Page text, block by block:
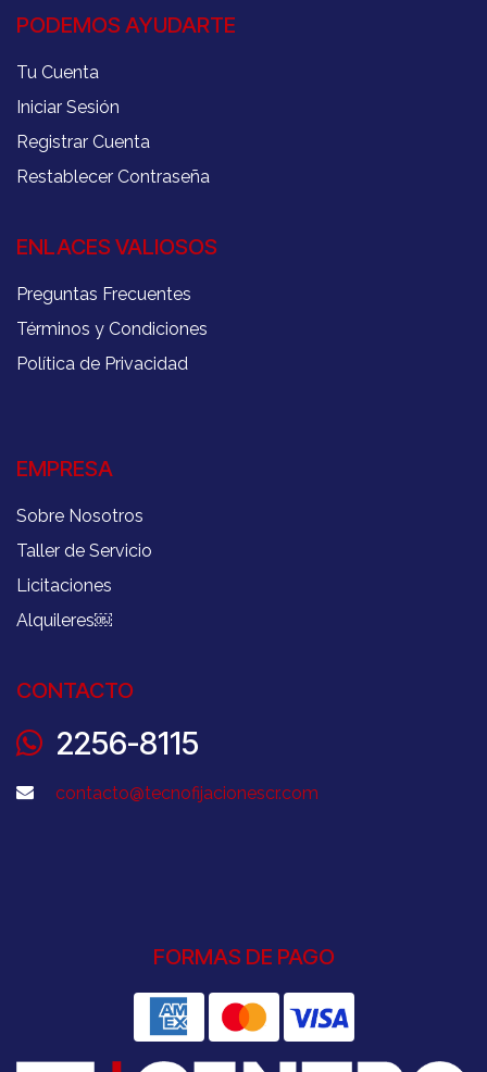
PODEMOS AYUDARTE
Tu Cuenta
Iniciar Sesión
Registrar Cuenta
Restablecer Contraseña
ENLACES VALIOSOS
Preguntas Frecuentes
Términos y Condiciones
Política de Privacidad
EMPRESA
Sobre Nosotros
Taller de Servicio
Licitaciones
Alquileres￼
CONTACTO
2256-8115
contacto@tecnofijacionescr.com
FORMAS DE PAGO